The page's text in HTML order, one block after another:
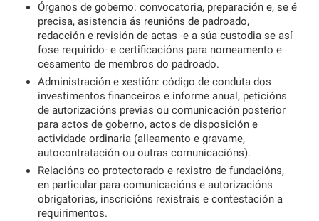
Órganos de goberno: convocatoria, preparación e, se é
precisa, asistencia ás reunións de padroado,
redacción e revisión de actas -e a súa custodia se así
fose requirido- e certificacións para nomeamento e
cesamento de membros do padroado.
Administración e xestión: código de conduta dos
investimentos financeiros e informe anual, peticións
de autorizacións previas ou comunicación posterior
para actos de goberno, actos de disposición e
actividade ordinaria (alleamento e gravame,
autocontratación ou outras comunicacións).
Relacións co protectorado e rexistro de fundacións,
en particular para comunicacións e autorizacións
obrigatorias, inscricións rexistrais e contestación a
requirimentos.